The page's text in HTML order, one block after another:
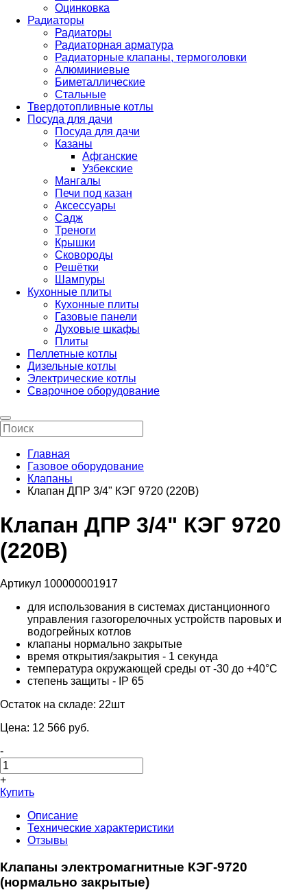
Оцинковка
Радиаторы
Радиаторы
Радиаторная арматура
Радиаторные клапаны, термоголовки
Алюминиевые
Биметаллические
Стальные
Твердотопливные котлы
Посуда для дачи
Посуда для дачи
Казаны
Афганские
Узбекские
Мангалы
Печи под казан
Аксессуары
Садж
Треноги
Крышки
Сковороды
Решётки
Шампуры
Кухонные плиты
Кухонные плиты
Газовые панели
Духовые шкафы
Плиты
Пеллетные котлы
Дизельные котлы
Электрические котлы
Сварочное оборудование
Главная
Газовое оборудование
Клапаны
Клапан ДПР 3/4" КЭГ 9720 (220В)
Клапан ДПР 3/4" КЭГ 9720
(220В)
Артикул 100000001917
для использования в системах дистанционного
управления газогорелочных устройств паровых и
водогрейных котлов
клапаны нормально закрытые
время открытия/закрытия - 1 секунда
температура окружающей среды от -30 до +40°C
степень защиты - IP 65
Остаток на складе: 22шт
Цена: 12 566 pуб.
-
+
Купить
Описание
Технические характеристики
Отзывы
Клапаны электромагнитные КЭГ-9720
(нормально закрытые)